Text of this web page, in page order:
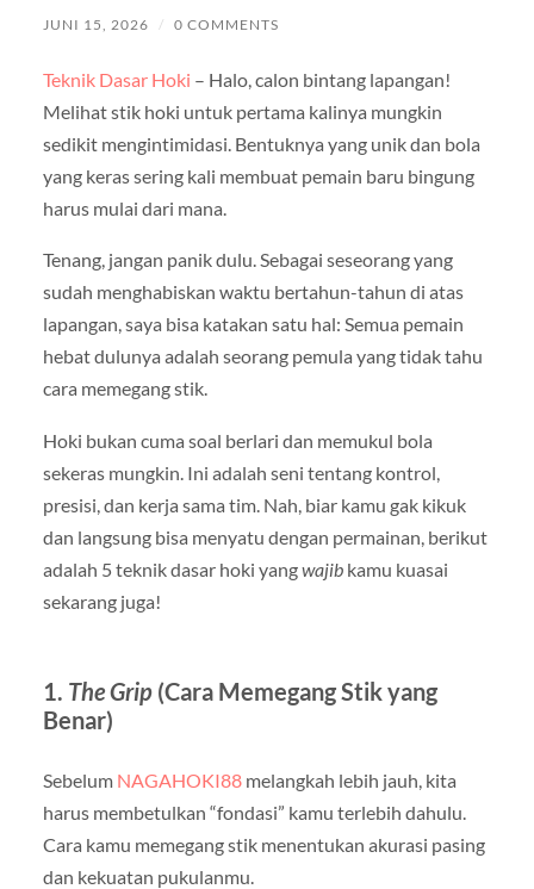
JUNI 15, 2026 / 0 COMMENTS
Teknik Dasar Hoki – Halo, calon bintang lapangan!
Melihat stik hoki untuk pertama kalinya mungkin
sedikit mengintimidasi. Bentuknya yang unik dan bola
yang keras sering kali membuat pemain baru bingung
harus mulai dari mana.
Tenang, jangan panik dulu. Sebagai seseorang yang
sudah menghabiskan waktu bertahun-tahun di atas
lapangan, saya bisa katakan satu hal: Semua pemain
hebat dulunya adalah seorang pemula yang tidak tahu
cara memegang stik.
Hoki bukan cuma soal berlari dan memukul bola
sekeras mungkin. Ini adalah seni tentang kontrol,
presisi, dan kerja sama tim. Nah, biar kamu gak kikuk
dan langsung bisa menyatu dengan permainan, berikut
adalah 5 teknik dasar hoki yangwajibkamu kuasai
sekarang juga!
1. The Grip(Cara Memegang Stik yang
Benar)
Sebelum NAGAHOKI88melangkah lebih jauh, kita
harus membetulkan “fondasi” kamu terlebih dahulu.
Cara kamu memegang stik menentukan akurasi pasing
dan kekuatan pukulanmu.